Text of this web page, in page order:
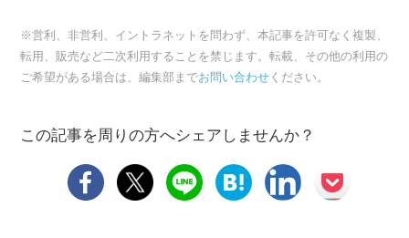
※営利、非営利、イントラネットを問わず、本記事を許可なく複製、
転用、販売など二次利用することを禁じます。転載、その他の利用の
ご希望がある場合は、編集部までお問い合わせ ください。
この記事を周りの方へシェアしませんか？